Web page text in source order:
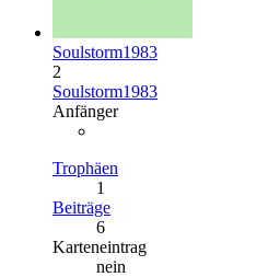
Soulstorm1983
2
Soulstorm1983
Anfänger
Trophäen
1
Beiträge
6
Karteneintrag
nein